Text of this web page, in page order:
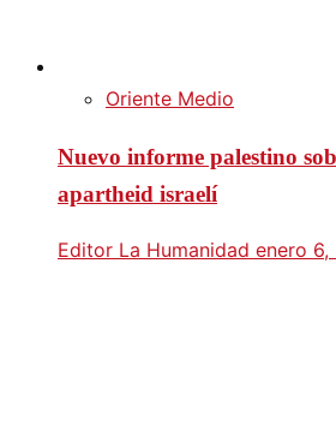
Oriente Medio
Nuevo informe palestino
apartheid israelí
Editor La Humanidad enero 6,